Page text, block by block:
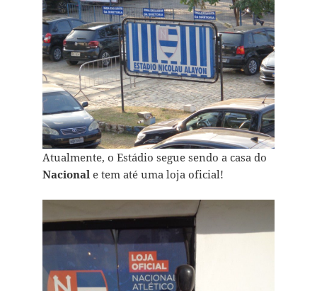
Atualmente, o Estádio segue sendo a casa do
Nacional e tem até uma loja oficial!